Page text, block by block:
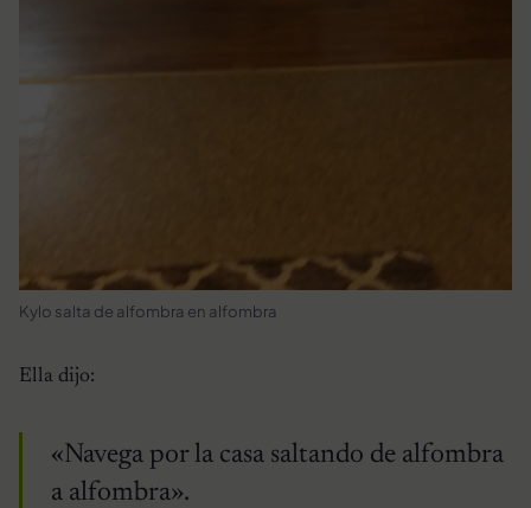
Kylo salta de alfombra en alfombra
Ella dijo:
«Navega por la casa saltando de alfombra
a alfombra».